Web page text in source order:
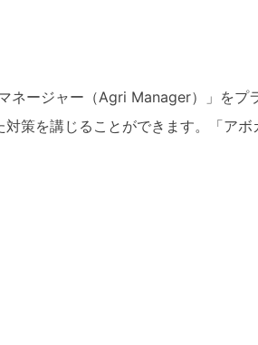
ネージャー（Agri Manager）」をプ
策を講じることができます。「アボ